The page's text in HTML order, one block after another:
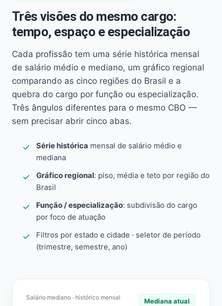
Três visões do mesmo cargo:
tempo, espaço e especialização
Cada profissão tem uma série histórica mensal
de salário médio e mediano, um gráfico regional
comparando as cinco regiões do Brasil e a
quebra do cargo por função ou especialização.
Três ângulos diferentes para o mesmo CBO —
sem precisar abrir cinco abas.
Série histórica mensal de salário médio e
mediana
Gráfico regional: piso, média e teto por região do
Brasil
Função / especialização: subdivisão do cargo
por foco de atuação
Filtros por estado e cidade · seletor de período
(trimestre, semestre, ano)
Salário mediano · histórico mensal Mediana atual